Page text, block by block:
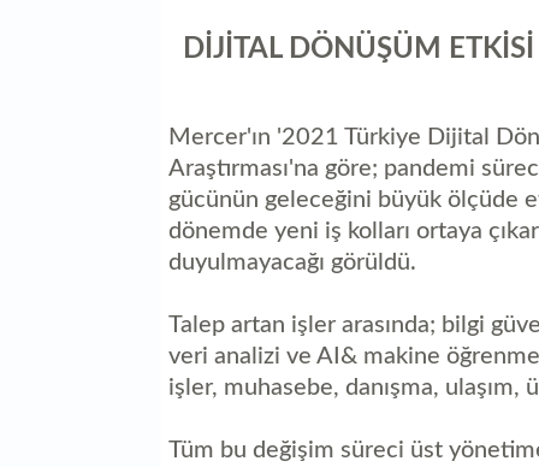
DİJİTAL DÖNÜŞÜM ETKİSİ
Mercer'ın '2021 Türkiye Dijital
Araştırması'na göre; pandemi
gücünün geleceğini büyük ölçüde
dönemde yeni iş kolları ortaya
duyulmayacağı görüldü.
Talep artan işler arasında; bilgi
veri analizi ve AI& makine
işler, muhasebe, danışma, ulaşım,
Tüm bu değişim süreci üst yönetime